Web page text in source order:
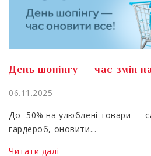
День шопінгу — час змін
06.11.2025
До -50% на улюблені товари —
гардероб, оновити...
Читати далі